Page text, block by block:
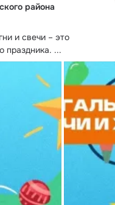
района
и свечи – это
праздника. ...